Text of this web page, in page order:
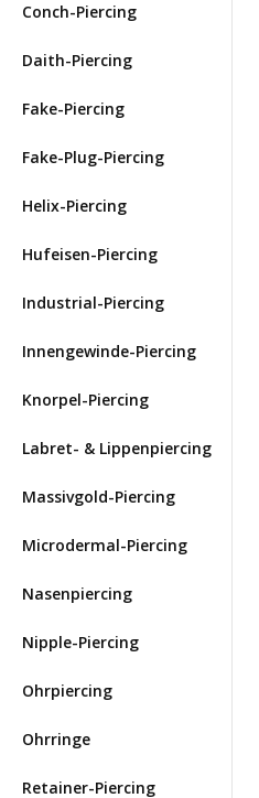
Conch-Piercing
Daith-Piercing
Fake-Piercing
Fake-Plug-Piercing
Helix-Piercing
Hufeisen-Piercing
Industrial-Piercing
Innengewinde-Piercing
Knorpel-Piercing
Labret- & Lippenpiercing
Massivgold-Piercing
Microdermal-Piercing
Nasenpiercing
Nipple-Piercing
Ohrpiercing
Ohrringe
Retainer-Piercing